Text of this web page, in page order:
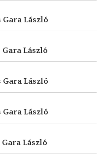
Gara László
Gara László
Gara László
Gara László
Gara László